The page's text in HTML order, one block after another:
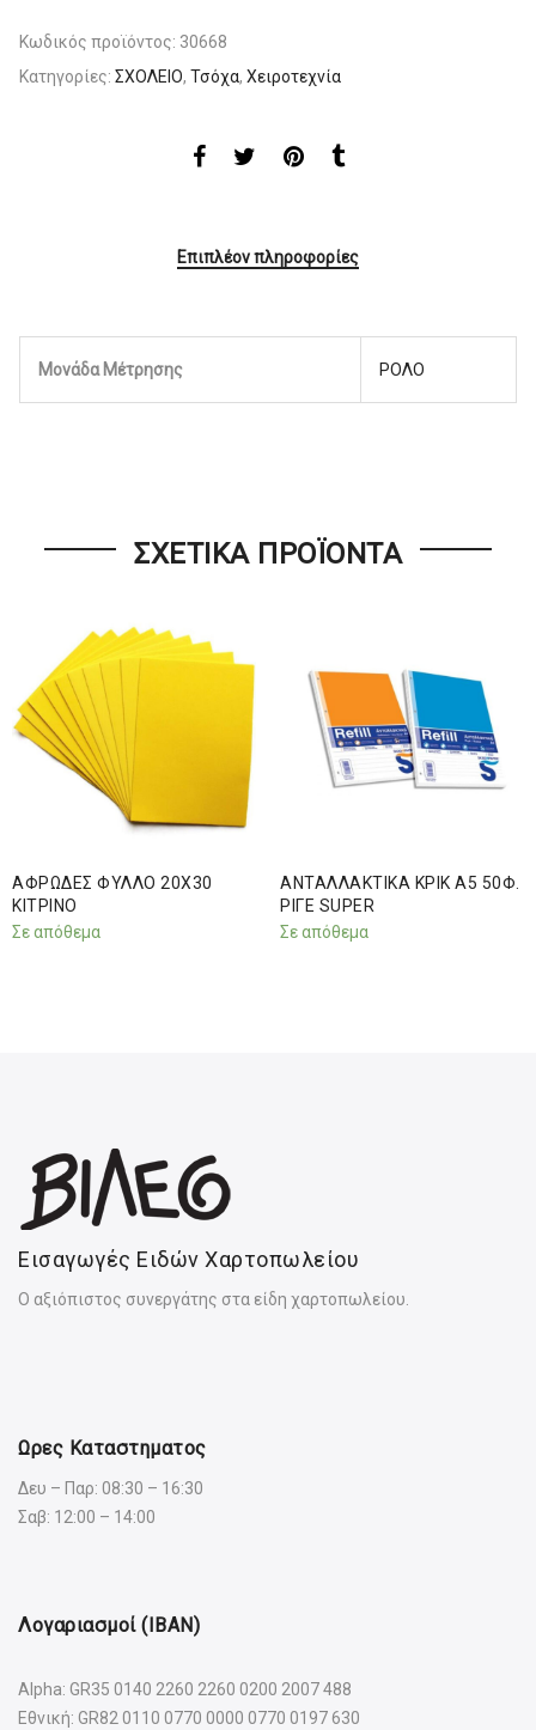
Κωδικός προϊόντος: 30668
Κατηγορίες: ΣΧΟΛΕΙΟ, Τσόχα, Χειροτεχνία
Επιπλέον πληροφορίες
Μονάδα Μέτρησης ΡΟΛΟ
ΣΧΕΤΙΚΆ ΠΡΟΪΌΝΤΑ
ΑΦΡΩΔΕΣ ΦΥΛΛΟ 20Χ30
ΚΙΤΡΙΝΟ
Σε απόθεμα
ΑΝΤΑΛΛΑΚΤΙΚΑ ΚΡΙΚ Α5 50Φ.
ΡΙΓΕ SUPER
Σε απόθεμα
Εισαγωγές Ειδών Χαρτοπωλείου
Ο αξιόπιστος συνεργάτης στα είδη χαρτοπωλείου.
Ωρες Καταστηματος
Δευ – Παρ: 08:30 – 16:30
Σαβ: 12:00 – 14:00
Λογαριασμοί (IBAN)
Alpha: GR35 0140 2260 2260 0200 2007 488
Εθνική: GR82 0110 0770 0000 0770 0197 630